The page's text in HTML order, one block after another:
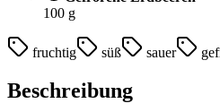
100 g
fruchtig süß sauer
Beschreibung